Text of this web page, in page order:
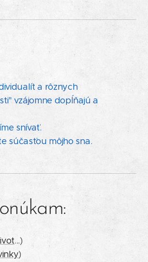
a rôznych
vzájomne dopĺňajú a
snívať.
súčasťou môjho sna.
...)
)